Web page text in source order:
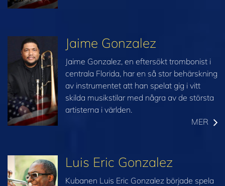
Jaime Gonzalez
Jaime Gonzalez, en eftersökt trombonist i
centrala Florida, har en så stor behärskning
av instrumentet att han spelat gig i vitt
skilda musikstilar med några av de största
artisterna i världen.
MER
Luis Eric Gonzalez
Kubanen Luis Eric Gonzalez började spela